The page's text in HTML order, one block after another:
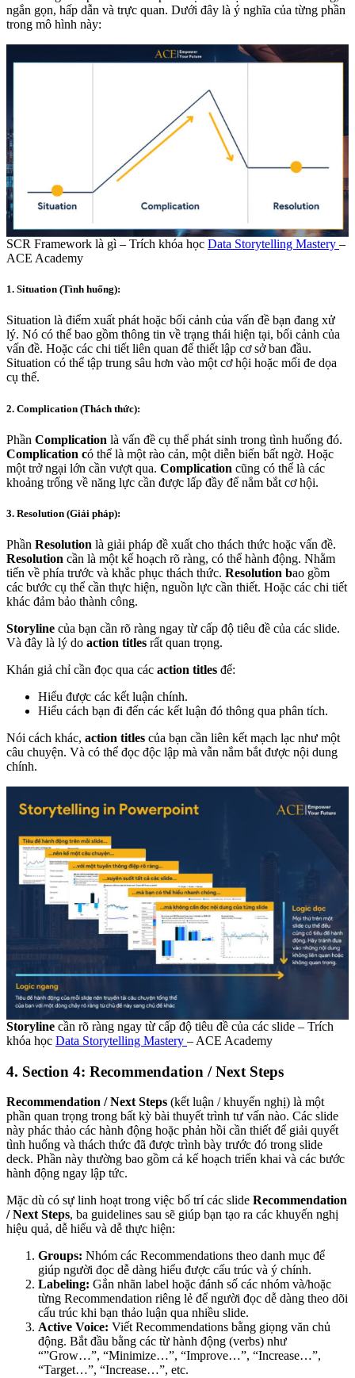
ngắn gọn, hấp dẫn và trực quan. Dưới đây là ý nghĩa của từng phần
trong mô hình này:
SCR Framework là gì – Trích khóa học Data Storytelling Mastery –
ACE Academy
1. Situation (Tình huống):
Situation là điểm xuất phát hoặc bối cảnh của vấn đề bạn đang xử
lý. Nó có thể bao gồm thông tin về trạng thái hiện tại, bối cảnh của
vấn đề. Hoặc các chi tiết liên quan để thiết lập cơ sở ban đầu.
Situation có thể tập trung sâu hơn vào một cơ hội hoặc mối đe dọa
cụ thể.
2. Complication (Thách thức):
Phần Complication là vấn đề cụ thể phát sinh trong tình huống đó.
Complication có thể là một rào cản, một diễn biến bất ngờ. Hoặc
một trở ngại lớn cần vượt qua. Complication cũng có thể là các
khoảng trống về năng lực cần được lấp đầy để nắm bắt cơ hội.
3. Resolution (Giải pháp):
Phần Resolution là giải pháp đề xuất cho thách thức hoặc vấn đề.
Resolution cần là một kế hoạch rõ ràng, có thể hành động. Nhằm
tiến về phía trước và khắc phục thách thức. Resolution bao gồm
các bước cụ thể cần thực hiện, nguồn lực cần thiết. Hoặc các chi tiết
khác đảm bảo thành công.
Storyline của bạn cần rõ ràng ngay từ cấp độ tiêu đề của các slide.
Và đây là lý do action titles rất quan trọng.
Khán giả chỉ cần đọc qua các action titles để:
Hiểu được các kết luận chính.
Hiểu cách bạn đi đến các kết luận đó thông qua phân tích.
Nói cách khác, action titles của bạn cần liên kết mạch lạc như một
câu chuyện. Và có thể đọc độc lập mà vẫn nắm bắt được nội dung
chính.
Storyline cần rõ ràng ngay từ cấp độ tiêu đề của các slide – Trích
khóa học Data Storytelling Mastery – ACE Academy
4. Section 4: Recommendation / Next Steps
Recommendation / Next Steps (kết luận / khuyến nghị) là một
phần quan trọng trong bất kỳ bài thuyết trình tư vấn nào. Các slide
này phác thảo các hành động hoặc phản hồi cần thiết để giải quyết
tình huống và thách thức đã được trình bày trước đó trong slide
deck. Phần này thường bao gồm cả kế hoạch triển khai và các bước
hành động ngay lập tức.
Mặc dù có sự linh hoạt trong việc bố trí các slide Recommendation
/ Next Steps, ba guidelines sau sẽ giúp bạn tạo ra các khuyến nghị
hiệu quả, dễ hiểu và dễ thực hiện:
Groups: Nhóm các Recommendations theo danh mục để
giúp người đọc dễ dàng hiểu được cấu trúc và ý chính.
Labeling: Gắn nhãn label hoặc đánh số các nhóm và/hoặc
từng Recommendation riêng lẻ để người đọc dễ dàng theo dõi
cấu trúc khi bạn thảo luận qua nhiều slide.
Active Voice: Viết Recommendations bằng giọng văn chủ
động. Bắt đầu bằng các từ hành động (verbs) như
“”Grow…”, “Minimize…”, “Improve…”, “Increase…”,
“Target…”, “Increase…”, etc.